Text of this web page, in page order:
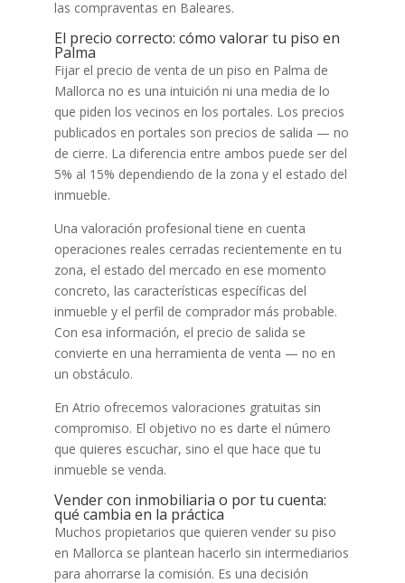
las compraventas en Baleares.
El precio correcto: cómo valorar tu piso en
Palma
Fijar el precio de venta de un piso en Palma de
Mallorca no es una intuición ni una media de lo
que piden los vecinos en los portales. Los precios
publicados en portales son precios de salida — no
de cierre. La diferencia entre ambos puede ser del
5% al 15% dependiendo de la zona y el estado del
inmueble.
Una valoración profesional tiene en cuenta
operaciones reales cerradas recientemente en tu
zona, el estado del mercado en ese momento
concreto, las características específicas del
inmueble y el perfil de comprador más probable.
Con esa información, el precio de salida se
convierte en una herramienta de venta — no en
un obstáculo.
En Atrio ofrecemos valoraciones gratuitas sin
compromiso. El objetivo no es darte el número
que quieres escuchar, sino el que hace que tu
inmueble se venda.
Vender con inmobiliaria o por tu cuenta:
qué cambia en la práctica
Muchos propietarios que quieren vender su piso
en Mallorca se plantean hacerlo sin intermediarios
para ahorrarse la comisión. Es una decisión